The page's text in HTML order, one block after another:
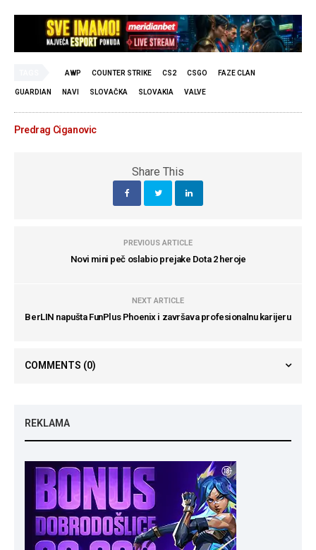
AWP COUNTER STRIKE CS2 CSGO FAZE CLAN
GUARDIAN NAVI SLOVAČKA SLOVAKIA VALVE
Predrag Ciganovic
Share This
PREVIOUS ARTICLE
Novi mini peč oslabio prejake Dota 2 heroje
NEXT ARTICLE
BerLIN napušta FunPlus Phoenix i završava profesionalnu karijeru
COMMENTS (0)
REKLAMA